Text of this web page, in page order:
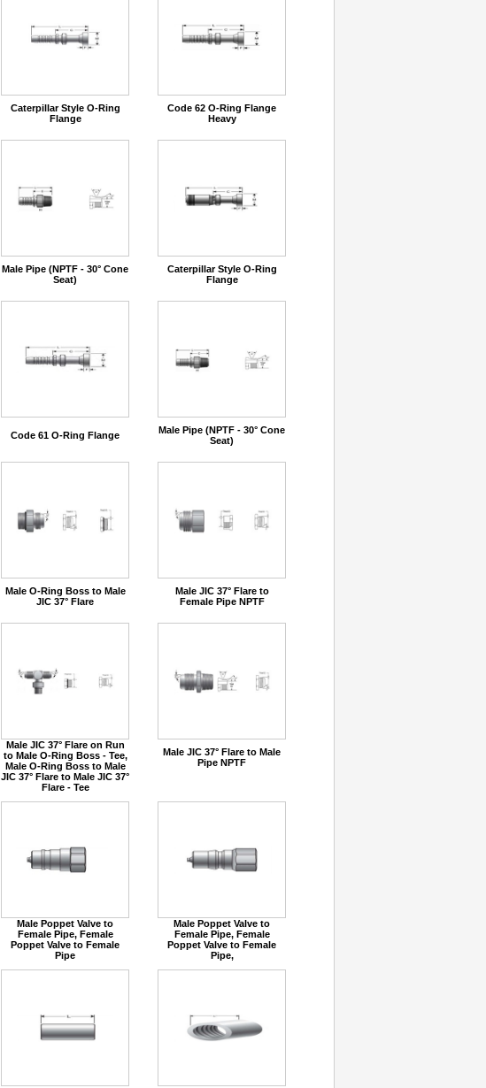
Caterpillar Style O-Ring
Flange
Code 62 O-Ring Flange
Heavy
Male Pipe (NPTF - 30° Cone
Seat)
Caterpillar Style O-Ring
Flange
Code 61 O-Ring Flange
Male Pipe (NPTF - 30° Cone
Seat)
Male O-Ring Boss to Male
JIC 37° Flare
Male JIC 37° Flare to
Female Pipe NPTF
Male JIC 37° Flare on Run
to Male O-Ring Boss - Tee,
Male O-Ring Boss to Male
JIC 37° Flare to Male JIC 37°
Flare - Tee
Male JIC 37° Flare to Male
Pipe NPTF
Male Poppet Valve to
Female Pipe, Female
Poppet Valve to Female
Pipe
Male Poppet Valve to
Female Pipe, Female
Poppet Valve to Female
Pipe,